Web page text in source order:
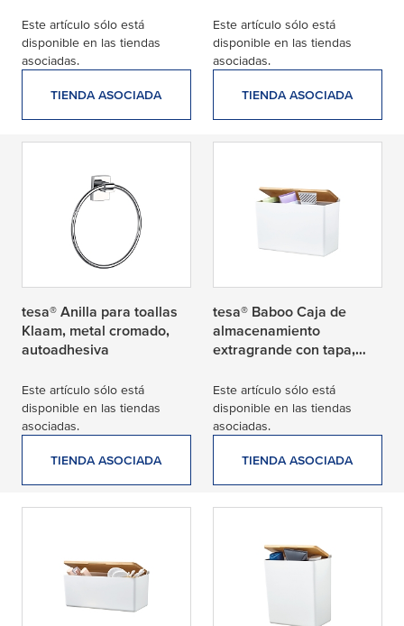
Este artículo sólo está
disponible en las tiendas
asociadas.
TIENDA ASOCIADA
Este artículo sólo está
disponible en las tiendas
asociadas.
TIENDA ASOCIADA
tesa® Anilla para toallas
Klaam, metal cromado,
autoadhesiva
Este artículo sólo está
disponible en las tiendas
asociadas.
TIENDA ASOCIADA
tesa® Baboo Caja de
almacenamiento
extragrande con tapa,
bambú y plástico blanco
mate de alta calidad
Este artículo sólo está
disponible en las tiendas
asociadas.
TIENDA ASOCIADA